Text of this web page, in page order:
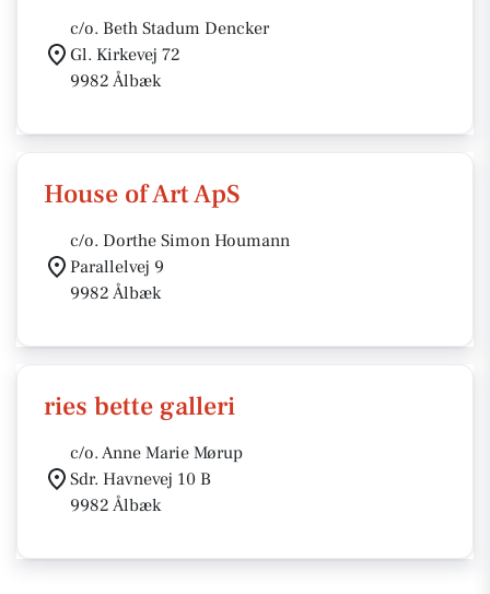
c/o. Beth Stadum Dencker
Gl. Kirkevej 72
9982 Ålbæk
House of Art ApS
c/o. Dorthe Simon Houmann
Parallelvej 9
9982 Ålbæk
ries bette galleri
c/o. Anne Marie Mørup
Sdr. Havnevej 10 B
9982 Ålbæk